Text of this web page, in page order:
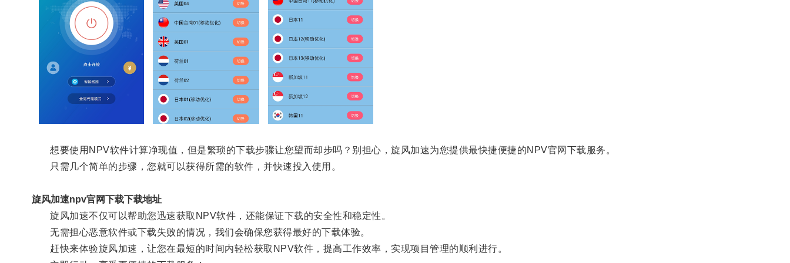
想要使用NPV软件计算净现值，但是繁琐的下载步骤让您望而却步吗？别担心，旋风加速为您提供最快捷便捷的NPV官网下载服务。
只需几个简单的步骤，您就可以获得所需的软件，并快速投入使用。
旋风加速npv官网下载下载地址
旋风加速不仅可以帮助您迅速获取NPV软件，还能保证下载的安全性和稳定性。
无需担心恶意软件或下载失败的情况，我们会确保您获得最好的下载体验。
赶快来体验旋风加速，让您在最短的时间内轻松获取NPV软件，提高工作效率，实现项目管理的顺利进行。